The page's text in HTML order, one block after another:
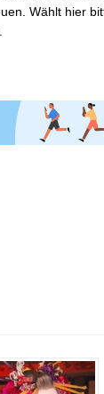
Wählt hier